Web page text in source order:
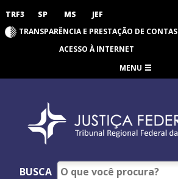
TRF3 SP MS JEF
TRANSPARÊNCIA E PRESTAÇÃO DE CONTAS
ACESSO À INTERNET
MENU
BUSCA